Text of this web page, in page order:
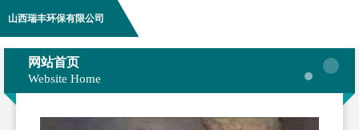
山西瑞丰环保有限公司
网站首页
Website Home